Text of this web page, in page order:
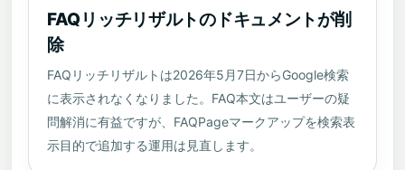
FAQリッチリザルトのドキュメントが削
除
FAQリッチリザルトは2026年5月7日からGoogle検索
に表示されなくなりました。FAQ本文はユーザーの疑
問解消に有益ですが、FAQPageマークアップを検索表
示目的で追加する運用は見直します。